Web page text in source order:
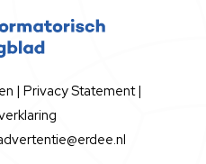
| Privacy Statement|